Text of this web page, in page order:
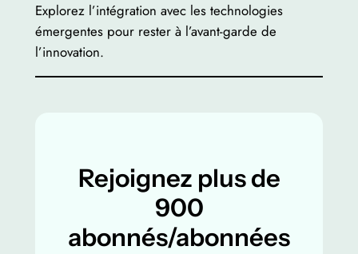
Explorez l’intégration avec les technologies
émergentes pour rester à l’avant-garde de
l’innovation.
Rejoignez plus de
900
abonnés/abonnées